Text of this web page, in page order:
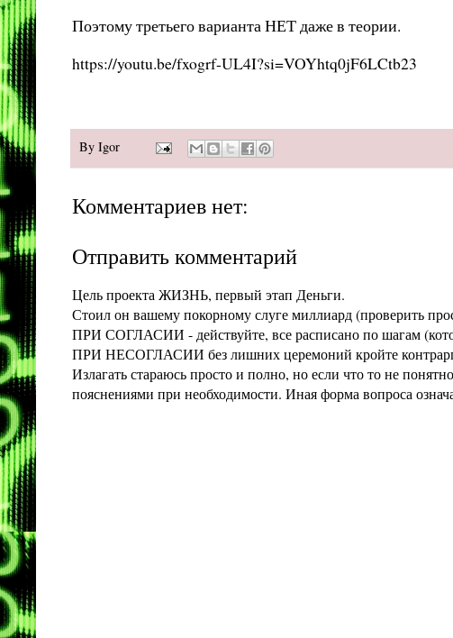
Поэтому третьего варианта НЕТ даже в теории.
https://youtu.be/fxogrf-UL4I?si=VOYhtq0jF6LCtb23
By Igor
Комментариев нет:
Отправить комментарий
Цель проекта ЖИЗНЬ, первый этап Деньги.
Стоил он вашему покорному слуге миллиард (проверить
ПРИ СОГЛАСИИ - действуйте, все расписано по шагам
ПРИ НЕСОГЛАСИИ без лишних церемоний кройте
Излагать стараюсь просто и полно, но если что то не
пояснениями при необходимости. Иная форма вопроса